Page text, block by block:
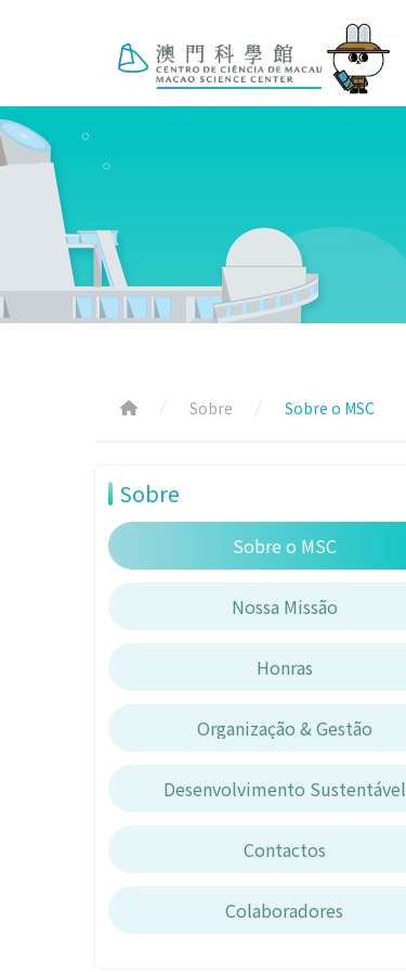
Sobre Sobre o MSC
Sobre
Sobre o MSC
Nossa Missão
Honras
Organização & Gestão
Desenvolvimento Sustentável
Contactos
Colaboradores